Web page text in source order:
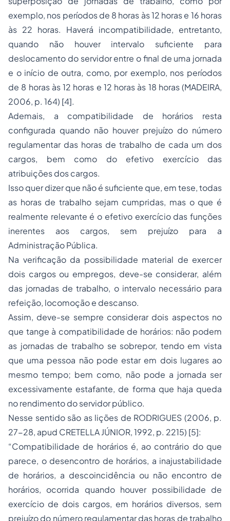
exemplo, nos períodos de 8 horas às 12 horas e 16 horas
às 22 horas. Haverá incompatibilidade, entretanto,
quando não houver intervalo suficiente para
deslocamento do servidor entre o final de uma jornada
e o início de outra, como, por exemplo, nos períodos
de 8 horas às 12 horas e 12 horas às 18 horas (MADEIRA,
2006, p. 164) [4].
Ademais, a compatibilidade de horários resta
configurada quando não houver prejuízo do número
regulamentar das horas de trabalho de cada um dos
cargos, bem como do efetivo exercício das
atribuições dos cargos.
Isso quer dizer que não é suficiente que, em tese, todas
as horas de trabalho sejam cumpridas, mas o que é
realmente relevante é o efetivo exercício das funções
inerentes aos cargos, sem prejuízo para a
Administração Pública.
Na verificação da possibilidade material de exercer
dois cargos ou empregos, deve-se considerar, além
das jornadas de trabalho, o intervalo necessário para
refeição, locomoção e descanso.
Assim, deve-se sempre considerar dois aspectos no
que tange à compatibilidade de horários: não podem
as jornadas de trabalho se sobrepor, tendo em vista
que uma pessoa não pode estar em dois lugares ao
mesmo tempo; bem como, não pode a jornada ser
excessivamente estafante, de forma que haja queda
no rendimento do servidor público.
Nesse sentido são as lições de RODRIGUES (2006, p.
27-28, apud CRETELLA JÚNIOR, 1992, p. 2215) [5]:
“Compatibilidade de horários é, ao contrário do que
parece, o desencontro de horários, a inajustabilidade
de horários, a descoincidência ou não encontro de
horários, ocorrida quando houver possibilidade de
exercício de dois cargos, em horários diversos, sem
prejuízo do número regulamentar das horas de trabalho